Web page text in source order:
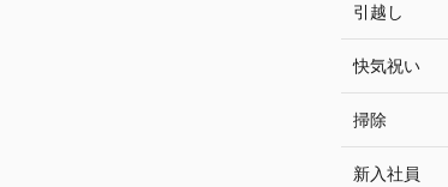
引越し
快気祝い
掃除
新入社員